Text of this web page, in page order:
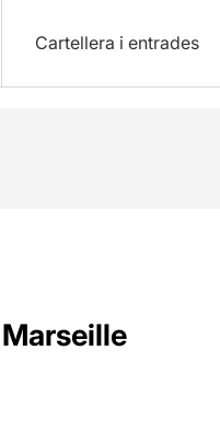
Cartellera i entrades